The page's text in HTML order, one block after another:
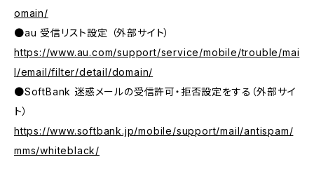
omain/
●au 受信リスト設定 （外部サイト）
https://www.au.com/support/service/mobile/trouble/mai
l/email/filter/detail/domain/
●SoftBank 迷惑メールの受信許可・拒否設定をする（外部サイ
ト）
https://www.softbank.jp/mobile/support/mail/antispam/
mms/whiteblack/